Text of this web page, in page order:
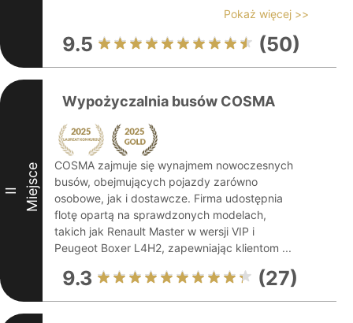
Pokaż więcej >>
9.5 (50)
II Miejsce
Wypożyczalnia busów COSMA
COSMA zajmuje się wynajmem nowoczesnych
busów, obejmujących pojazdy zarówno
osobowe, jak i dostawcze. Firma udostępnia
flotę opartą na sprawdzonych modelach,
takich jak Renault Master w wersji VIP i
Peugeot Boxer L4H2, zapewniając klientom ...
9.3 (27)